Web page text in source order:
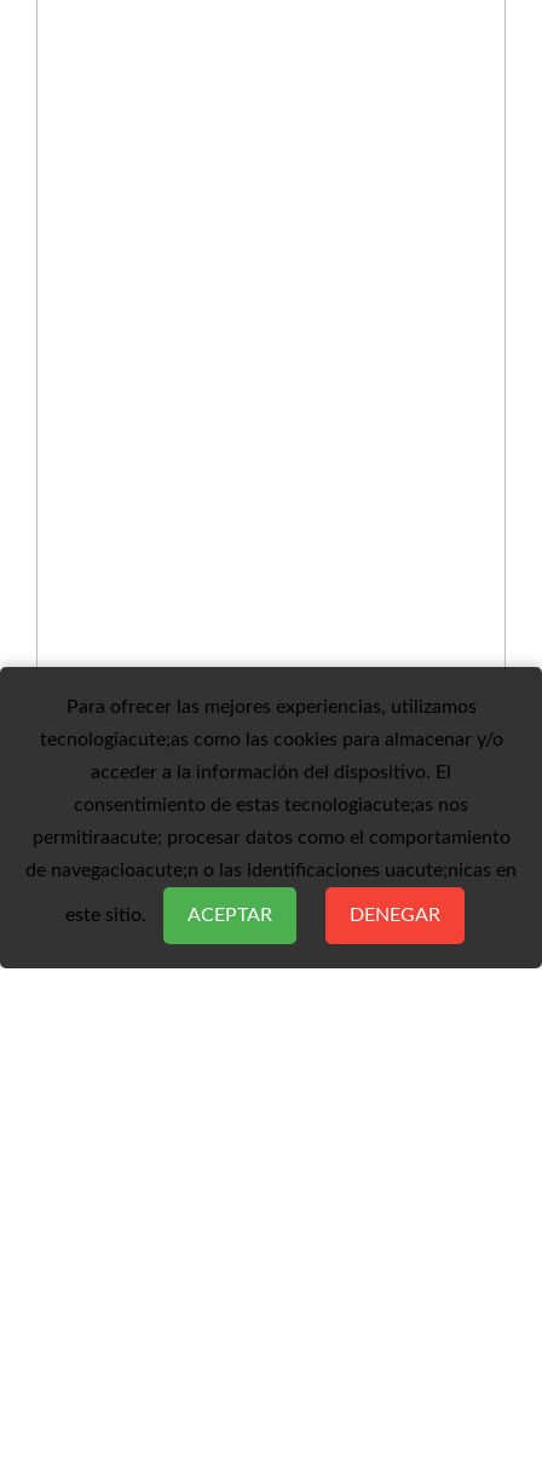
Para ofrecer las mejores experiencias, utilizamos
tecnologiacute;as como las cookies para almacenar y/o
acceder a la información del dispositivo. El
consentimiento de estas tecnologiacute;as nos
permitiraacute; procesar datos como el comportamiento
de navegacioacute;n o las identificaciones uacute;nicas en
este sitio. ACEPTAR DENEGAR